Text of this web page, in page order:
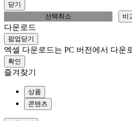
닫기
선택취소
비
다운로드
팝업닫기
엑셀 다운로드는 PC 버전에서 다운
확인
즐겨찾기
상품
콘텐츠